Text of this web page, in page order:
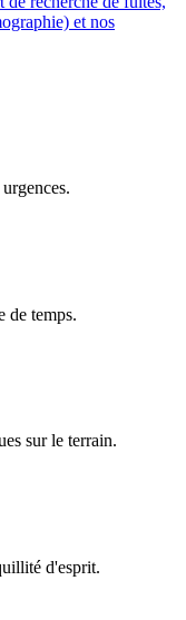
et nos
de temps.
sur le terrain.
d'esprit.